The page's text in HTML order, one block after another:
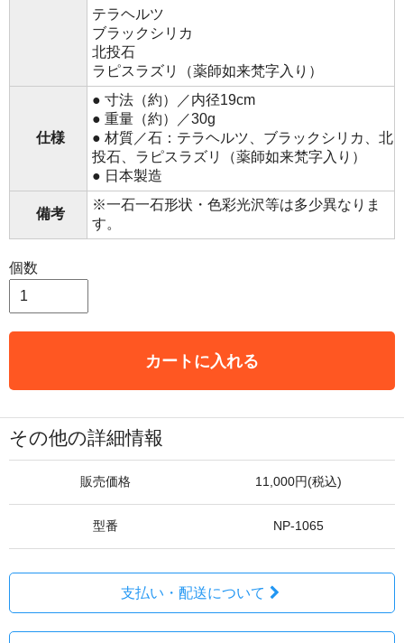
テラヘルツ
ブラックシリカ
北投石
ラピスラズリ（薬師如来梵字入り）
仕様
● 寸法（約）／内径19cm
● 重量（約）／30g
● 材質／石：テラヘルツ、ブラックシリカ、北
投石、ラピスラズリ（薬師如来梵字入り）
● 日本製造
備考
※一石一石形状・色彩光沢等は多少異なりま
す。
個数
カートに入れる
その他の詳細情報
販売価格 11,000円(税込)
型番 NP-1065
支払い・配送について